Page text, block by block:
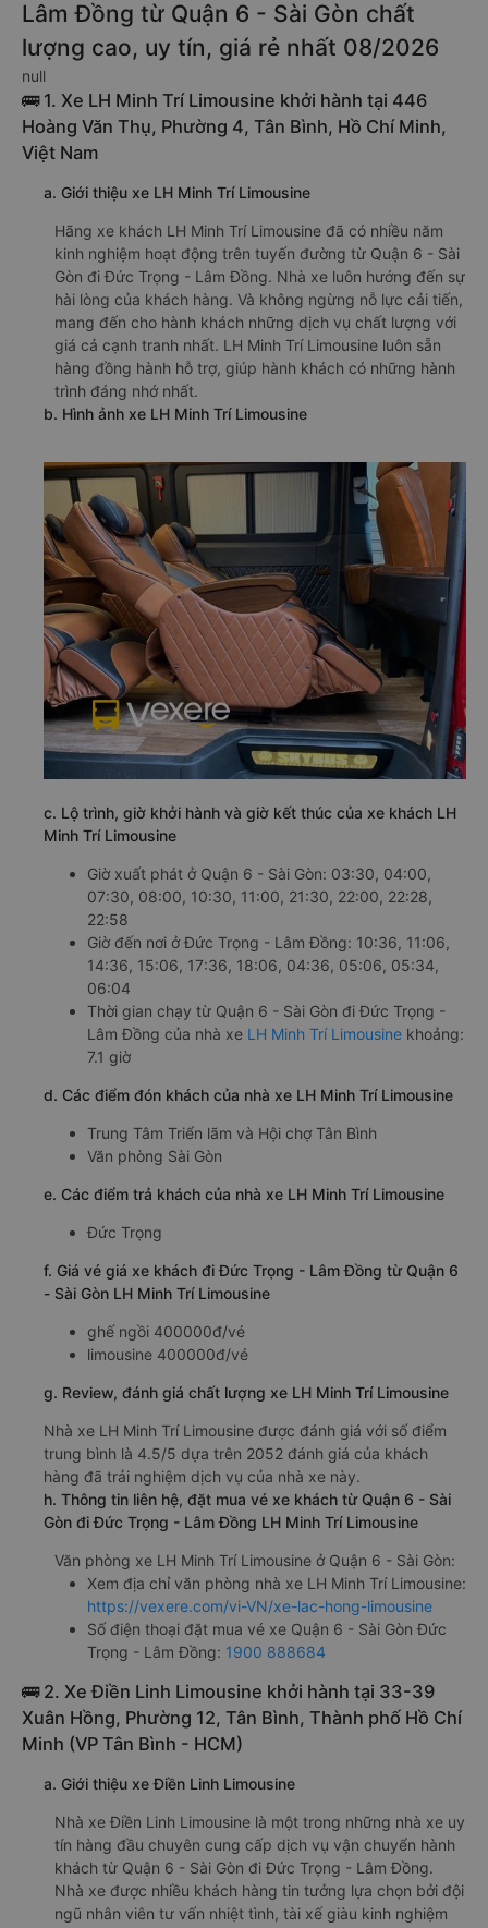
này có thể sẽ rẻ hơn.
Tư vấn TOP 2 xe khách đi Đức Trọng -
Lâm Đồng từ Quận 6 - Sài Gòn chất
lượng cao, uy tín, giá rẻ nhất 08/2026
null
Hoàng Văn Thụ, Phường 4, Tân Bình, Hồ Chí Minh,
Việt Nam
a. Giới thiệu xe LH Minh Trí Limousine
Hãng xe khách LH Minh Trí Limousine đã có nhiều năm
kinh nghiệm hoạt động trên tuyến đường từ Quận 6 - Sài
Gòn đi Đức Trọng - Lâm Đồng. Nhà xe luôn hướng đến sự
hài lòng của khách hàng. Và không ngừng nỗ lực cải tiến,
mang đến cho hành khách những dịch vụ chất lượng với
giá cả cạnh tranh nhất. LH Minh Trí Limousine luôn sẵn
trình đáng nhớ nhất.
b. Hình ảnh xe LH Minh Trí Limousine
c. Lộ trình, giờ khởi hành và giờ kết thúc của xe khách LH
Minh Trí Limousine
Giờ xuất phát ở Quận 6 - Sài Gòn: 03:30, 04:00,
07:30, 08:00, 10:30, 11:00, 21:30, 22:00, 22:28,
22:58
Giờ đến nơi ở Đức Trọng - Lâm Đồng: 10:36, 11:06,
14:36, 15:06, 17:36, 18:06, 04:36, 05:06, 05:34,
06:04
Thời gian chạy từ Quận 6 - Sài Gòn đi Đức Trọng -
7.1 giờ
Văn phòng Sài Gòn
e. Các điểm trả khách của nhà xe LH Minh Trí Limousine
f. Giá vé giá xe khách đi Đức Trọng - Lâm Đồng từ Quận 6
limousine 400000đ/vé
g. Review, đánh giá chất lượng xe LH Minh Trí Limousine
Nhà xe LH Minh Trí Limousine được đánh giá với số điểm
trung bình là 4.5/5 dựa trên 2052 đánh giá của khách
hàng đã trải nghiệm dịch vụ của nhà xe này.
h. Thông tin liên hệ, đặt mua vé xe khách từ Quận 6 - Sài
Gòn đi Đức Trọng - Lâm Đồng LH Minh Trí Limousine
Văn phòng xe LH Minh Trí Limousine ở Quận 6 - Sài Gòn:
Xem địa chỉ văn phòng nhà xe LH Minh Trí Limousine:
https://vexere.com/vi-VN/xe-lac-hong-limousine
Số điện thoại đặt mua vé xe Quận 6 - Sài Gòn Đức
Trọng - Lâm Đồng: 1900 888684
Xuân Hồng, Phường 12, Tân Bình, Thành phố Hồ Chí
Minh (VP Tân Bình - HCM)
a. Giới thiệu xe Điền Linh Limousine
Nhà xe Điền Linh Limousine là một trong những nhà xe uy
tín hàng đầu chuyên cung cấp dịch vụ vận chuyển hành